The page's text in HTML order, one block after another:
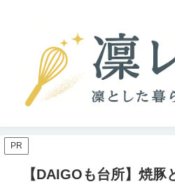
PR
【DAIGOも台所】焼豚